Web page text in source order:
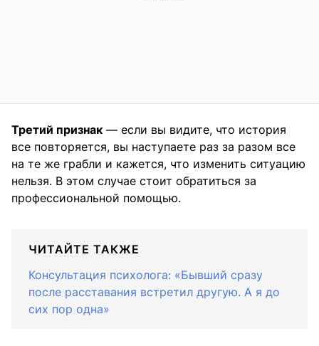
Третий признак — если вы видите, что история
все повторяется, вы наступаете раз за разом все
на те же грабли и кажется, что изменить ситуацию
нельзя. В этом случае стоит обратиться за
профессиональной помощью.
ЧИТАЙТЕ ТАКЖЕ
Консультация психолога: «Бывший сразу
после расставания встретил другую. А я до
сих пор одна»